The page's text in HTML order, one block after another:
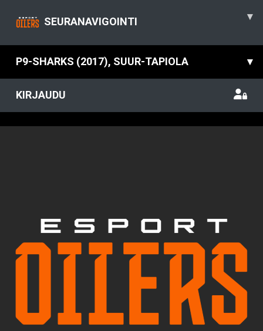
SEURANAVIGOINTI ▾
P9-SHARKS (2017), SUUR-TAPIOLA ▾
KIRJAUDU